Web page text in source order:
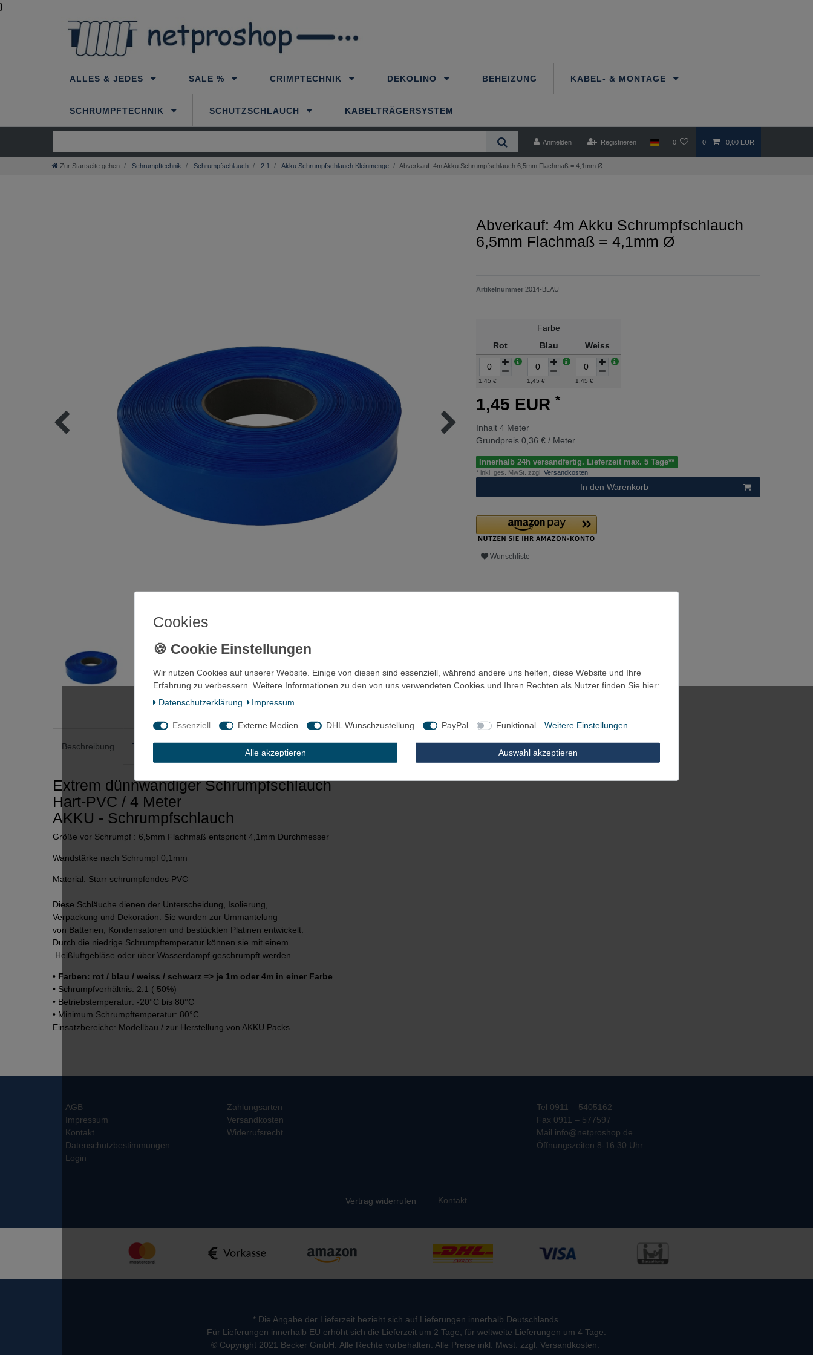
}
ALLES & JEDES SALE % CRIMPTECHNIK DEKOLINO BEHEIZUNG KABEL- & MONTAGE
SCHRUMPFTECHNIK SCHUTZSCHLAUCH KABELTRÄGERSYSTEM
Anmelden Registrieren 0 0 0,00 EUR
Zur Startseite gehen Schrumpftechnik Schrumpfschlauch 2:1 Akku Schrumpfschlauch Kleinmenge Abverkauf: 4m Akku Schrumpfschlauch 6,5mm Flachmaß = 4,1mm Ø
Beschreibung Technische Daten Weitere Details Fragen? Zubehör
Extrem dünnwandiger Schrumpfschlauch
Hart-PVC / 4 Meter
AKKU - Schrumpfschlauch
Größe vor Schrumpf : 6,5mm Flachmaß entspricht 4,1mm Durchmesser
Wandstärke nach Schrumpf 0,1mm
Material: Starr schrumpfendes PVC
Diese Schläuche dienen der Unterscheidung, Isolierung,
Verpackung und Dekoration. Sie wurden zur Ummantelung
von Batterien, Kondensatoren und bestückten Platinen entwickelt.
Durch die niedrige Schrumpftemperatur können sie mit einem
Heißluftgebläse oder über Wasserdampf geschrumpft werden.
• Farben: rot / blau / weiss / schwarz => je 1m oder 4m in einer Farbe
• Schrumpfverhältnis: 2:1 ( 50%)
• Betriebstemperatur: -20°C bis 80°C
• Minimum Schrumpftemperatur: 80°C
Einsatzbereiche: Modellbau / zur Herstellung von AKKU Packs
Abverkauf: 4m Akku Schrumpfschlauch
6,5mm Flachmaß = 4,1mm Ø
Artikelnummer 2014-BLAU
Farbe
Rot
Blau Weiss
1,45 € 1,45 € 1,45 €
1,45 EUR *
Inhalt 4 Meter
Grundpreis 0,36 € / Meter
Innerhalb 24h versandfertig. Lieferzeit max. 5 Tage**
* inkl. ges. MwSt. zzgl. Versandkosten
In den Warenkorb
Wunschliste
AGB
Impressum
Kontakt
Datenschutzbestimmungen
Login
Zahlungsarten
Versandkosten
Widerrufsrecht
Tel 0911 – 5405162
Fax 0911 – 577597
Mail info@netproshop.de
Öffnungszeiten 8-16.30 Uhr
Vertrag widerrufen Kontakt
* Die Angabe der Lieferzeit bezieht sich auf Lieferungen innerhalb Deutschlands.
Für Lieferungen innerhalb EU erhöht sich die Lieferzeit um 2 Tage, für weltweite Lieferungen um 4 Tage.
© Copyright 2021 Becker GmbH. Alle Rechte vorbehalten. Alle Preise inkl. Mwst. zzgl. Versandkosten.
Cookies
Wir nutzen Cookies auf unserer Website. Einige von diesen sind essenziell, während andere uns helfen, diese Website und Ihre
Erfahrung zu verbessern. Weitere Informationen zu den von uns verwendeten Cookies und Ihren Rechten als Nutzer finden Sie hier:
Daten­schutz­erklärung
Impressum
Essenziell Externe Medien DHL Wunschzustellung PayPal Funktional Weitere Einstellungen
Alle akzeptieren Auswahl akzeptieren